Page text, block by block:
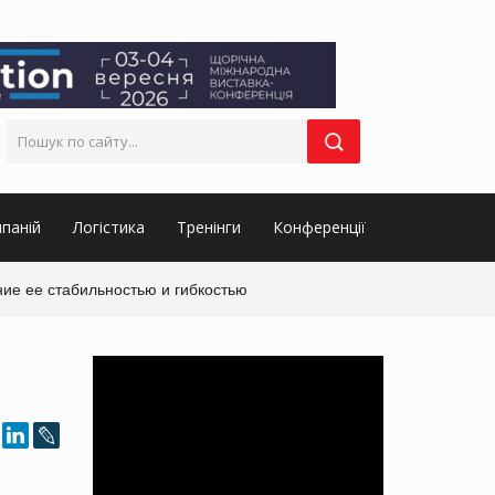
Логістика Тренінги Конференції
ее стабильностью и гибкостью